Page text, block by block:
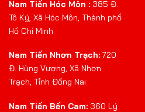
Nam Tiến Hóc Môn : 385 Đ.
Tô Ký, Xã Hóc Môn, Thành phố
Hồ Chí Minh
Nam Tiến Nhơn Trạch: 720
Đ. Hùng Vương, Xã Nhơn
Trạch, Tỉnh Đồng Nai
Nam Tiến Bến Cam: 360 Lý